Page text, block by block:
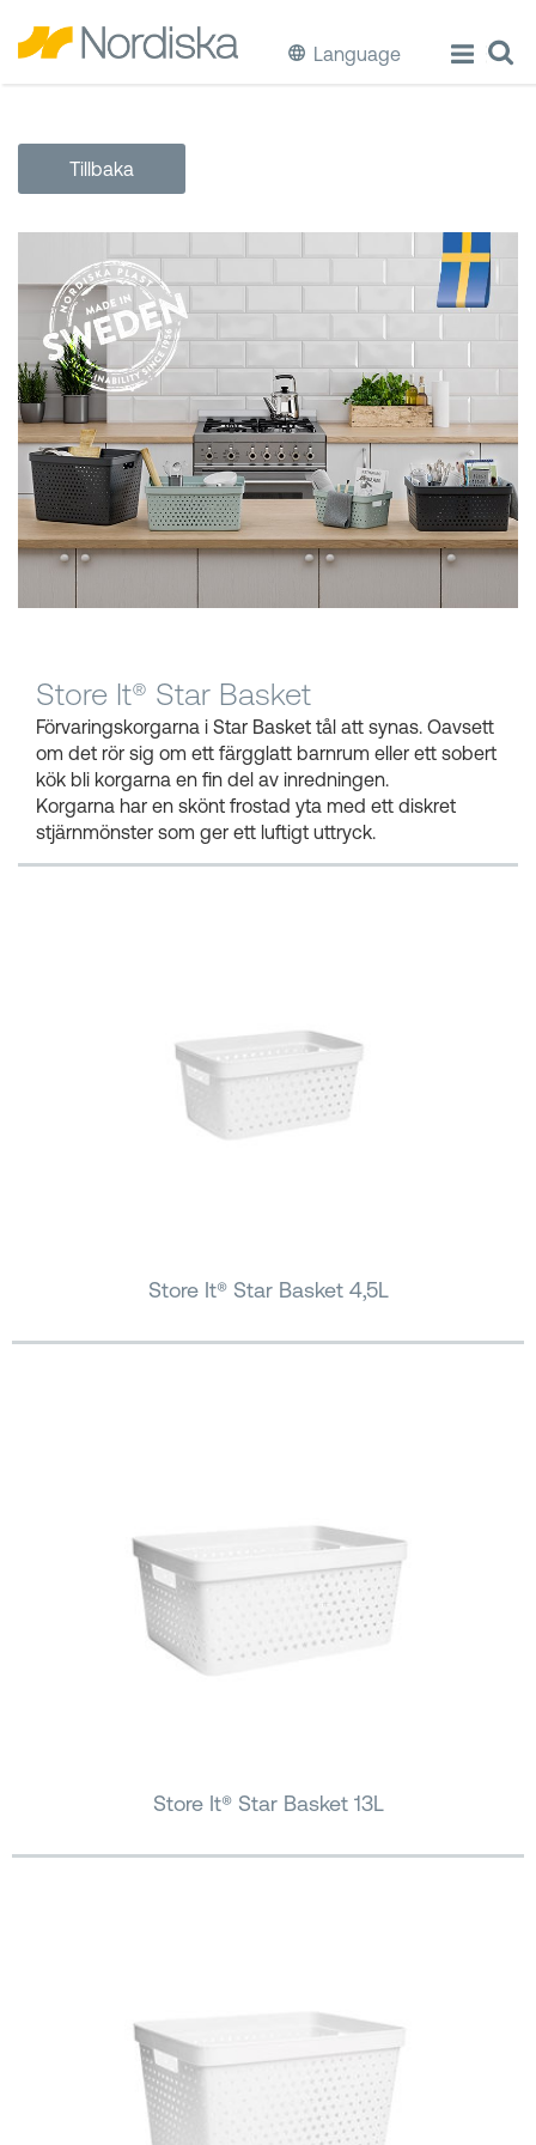
Language
Laga & Förvara mat
Diska & Städa
Förvaring
Källsortering
Hinkar & Tunnor
Tillbaka
Store It® Star Basket
Förvaringskorgarna i Star Basket tål att synas. Oavsett
om det rör sig om ett färgglatt barnrum eller ett sobert
kök bli korgarna en fin del av inredningen.
Korgarna har en skönt frostad yta med ett diskret
stjärnmönster som ger ett luftigt uttryck.
Store It® Star Basket 4,5L
Store It® Star Basket 13L